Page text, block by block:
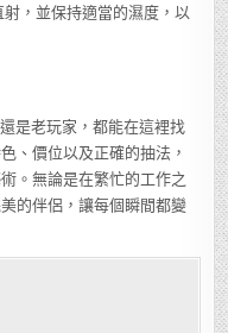
，並保持適當的濕度，以
是老玩家，都能在這裡找
、價位以及正確的抽法，
。無論是在繁忙的工作之
的伴侶，讓每個瞬間都變